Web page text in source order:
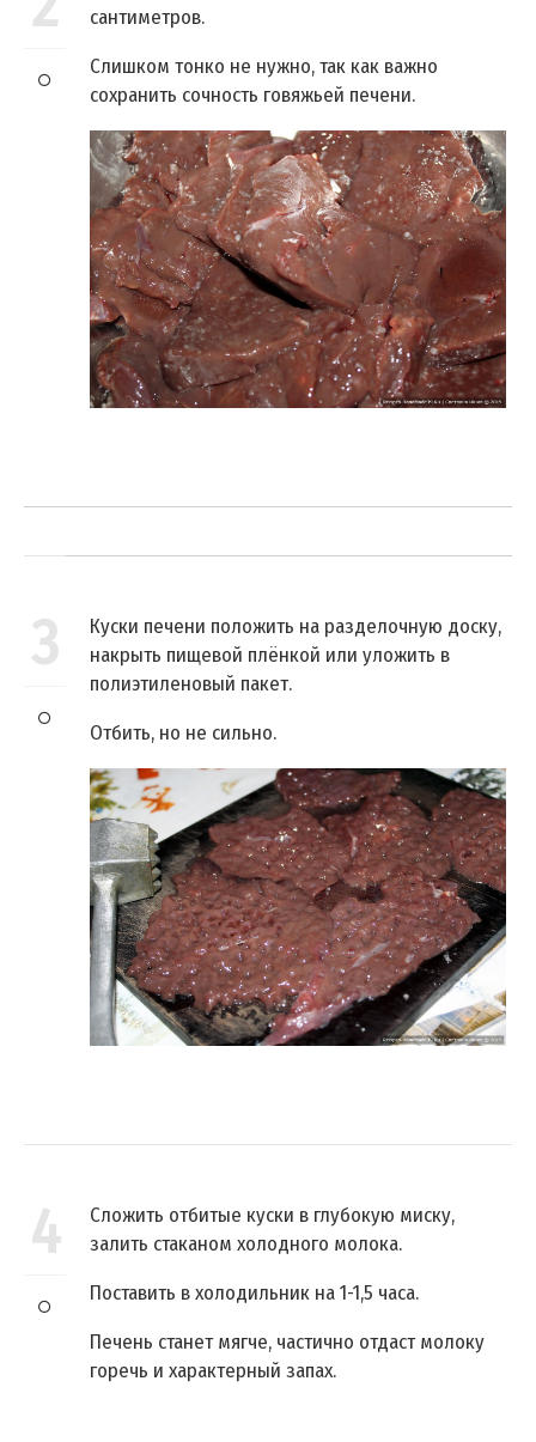
сантиметров.
Слишком тонко не нужно, так как важно
сохранить сочность говяжьей печени.
3
Куски печени положить на разделочную доску,
накрыть пищевой плёнкой или уложить в
полиэтиленовый пакет.
Отбить, но не сильно.
4
Сложить отбитые куски в глубокую миску,
залить стаканом холодного молока.
Поставить в холодильник на 1-1,5 часа.
Печень станет мягче, частично отдаст молоку
горечь и характерный запах.